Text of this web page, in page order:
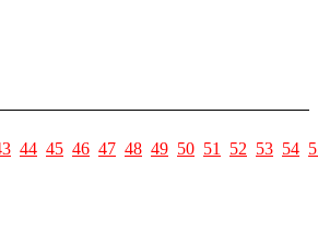
44 45 46 47 48 49 50 51 52 53 54